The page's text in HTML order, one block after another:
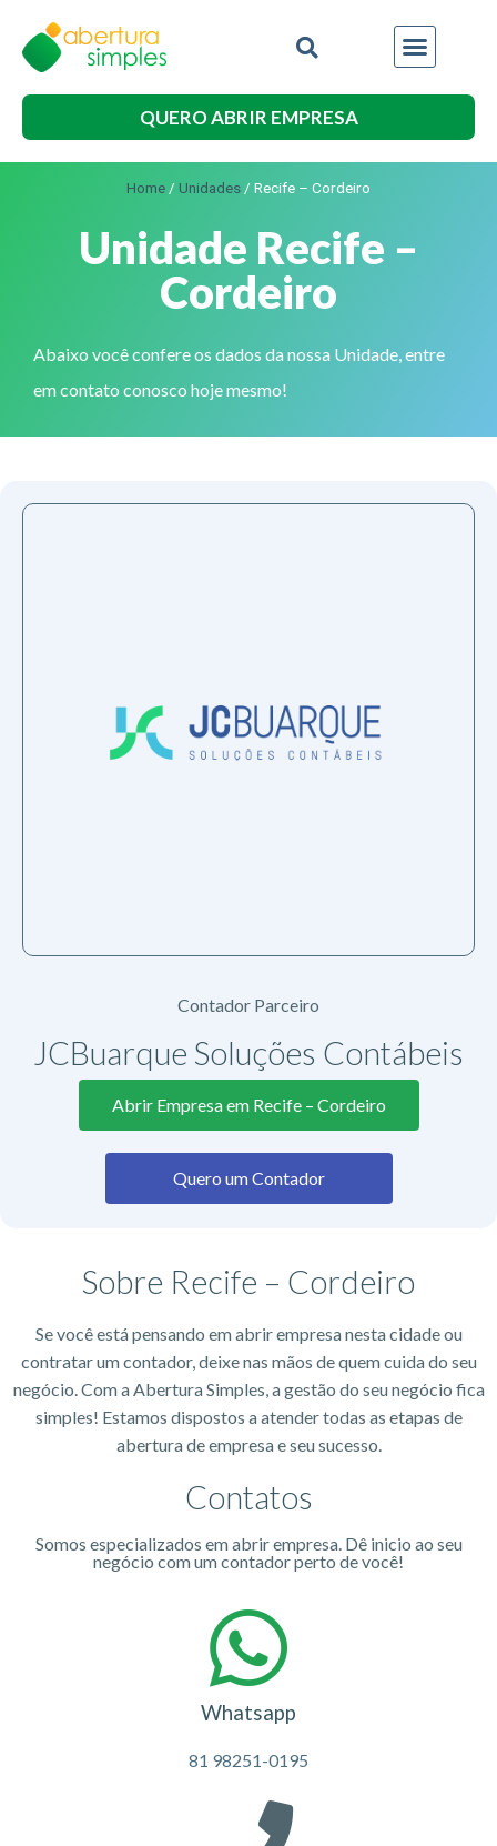
QUERO ABRIR EMPRESA
Home / Unidades / Recife – Cordeiro
Unidade Recife –
Cordeiro
Abaixo você confere os dados da nossa Unidade, entre
em contato conosco hoje mesmo!
Contador Parceiro
JCBuarque Soluções Contábeis
Abrir Empresa em Recife – Cordeiro
Quero um Contador
Sobre Recife – Cordeiro
Se você está pensando em abrir empresa nesta cidade ou
contratar um contador, deixe nas mãos de quem cuida do seu
negócio. Com a Abertura Simples, a gestão do seu negócio fica
simples! Estamos dispostos a atender todas as etapas de
abertura de empresa e seu sucesso.
Contatos
Somos especializados em abrir empresa. Dê inicio ao seu
negócio com um contador perto de você!
Whatsapp
81 98251-0195